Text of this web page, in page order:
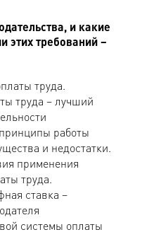
и какие
этих требований –
труда.
труда – лучший
работы
и недостатки.
применения
труда.
ставка –
системы оплаты